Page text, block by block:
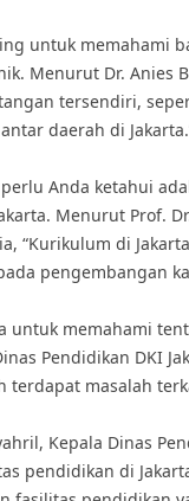
untuk memahami
Menurut Dr. Anies
tersendiri,
daerah di
Anda ketahui
Menurut Prof.
“Kurikulum di
pengembangan
untuk memahami
Pendidikan DKI
terdapat masalah
Kepala Dinas
pendidikan di